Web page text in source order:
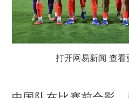
打开网易新闻 查看